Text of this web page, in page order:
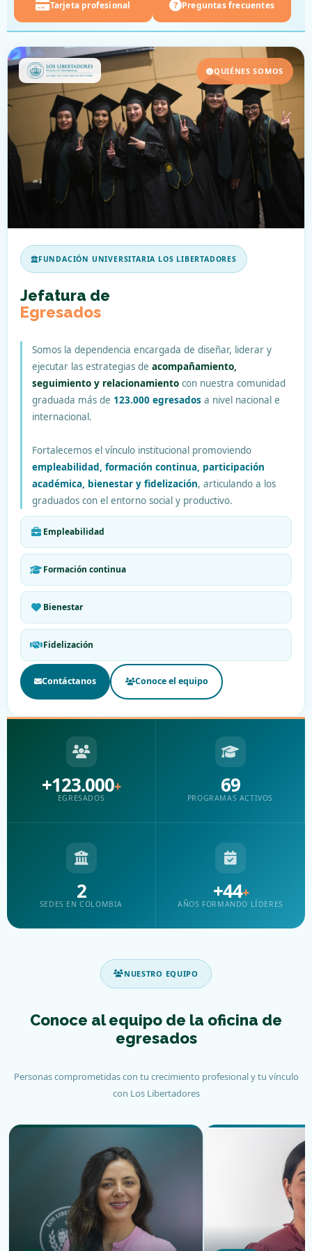
Tarjeta profesional Preguntas frecuentes
QUIÉNES SOMOS
FUNDACIÓN UNIVERSITARIA LOS LIBERTADORES
Jefatura de
Egresados
Somos la dependencia encargada de diseñar, liderar y
ejecutar las estrategias de acompañamiento,
seguimiento y relacionamiento con nuestra comunidad
graduada más de 123.000 egresados a nivel nacional e
internacional.
Fortalecemos el vínculo institucional promoviendo
empleabilidad, formación continua, participación
académica, bienestar y fidelización, articulando a los
graduados con el entorno social y productivo.
Empleabilidad
Formación continua
Bienestar
Fidelización
Contáctanos Conoce el equipo
+123.000+
EGRESADOS
69
PROGRAMAS ACTIVOS
2
SEDES EN COLOMBIA
+44+
AÑOS FORMANDO LÍDERES
NUESTRO EQUIPO
Conoce al equipo de la oficina de
egresados
Personas comprometidas con tu crecimiento profesional y tu vínculo
con Los Libertadores